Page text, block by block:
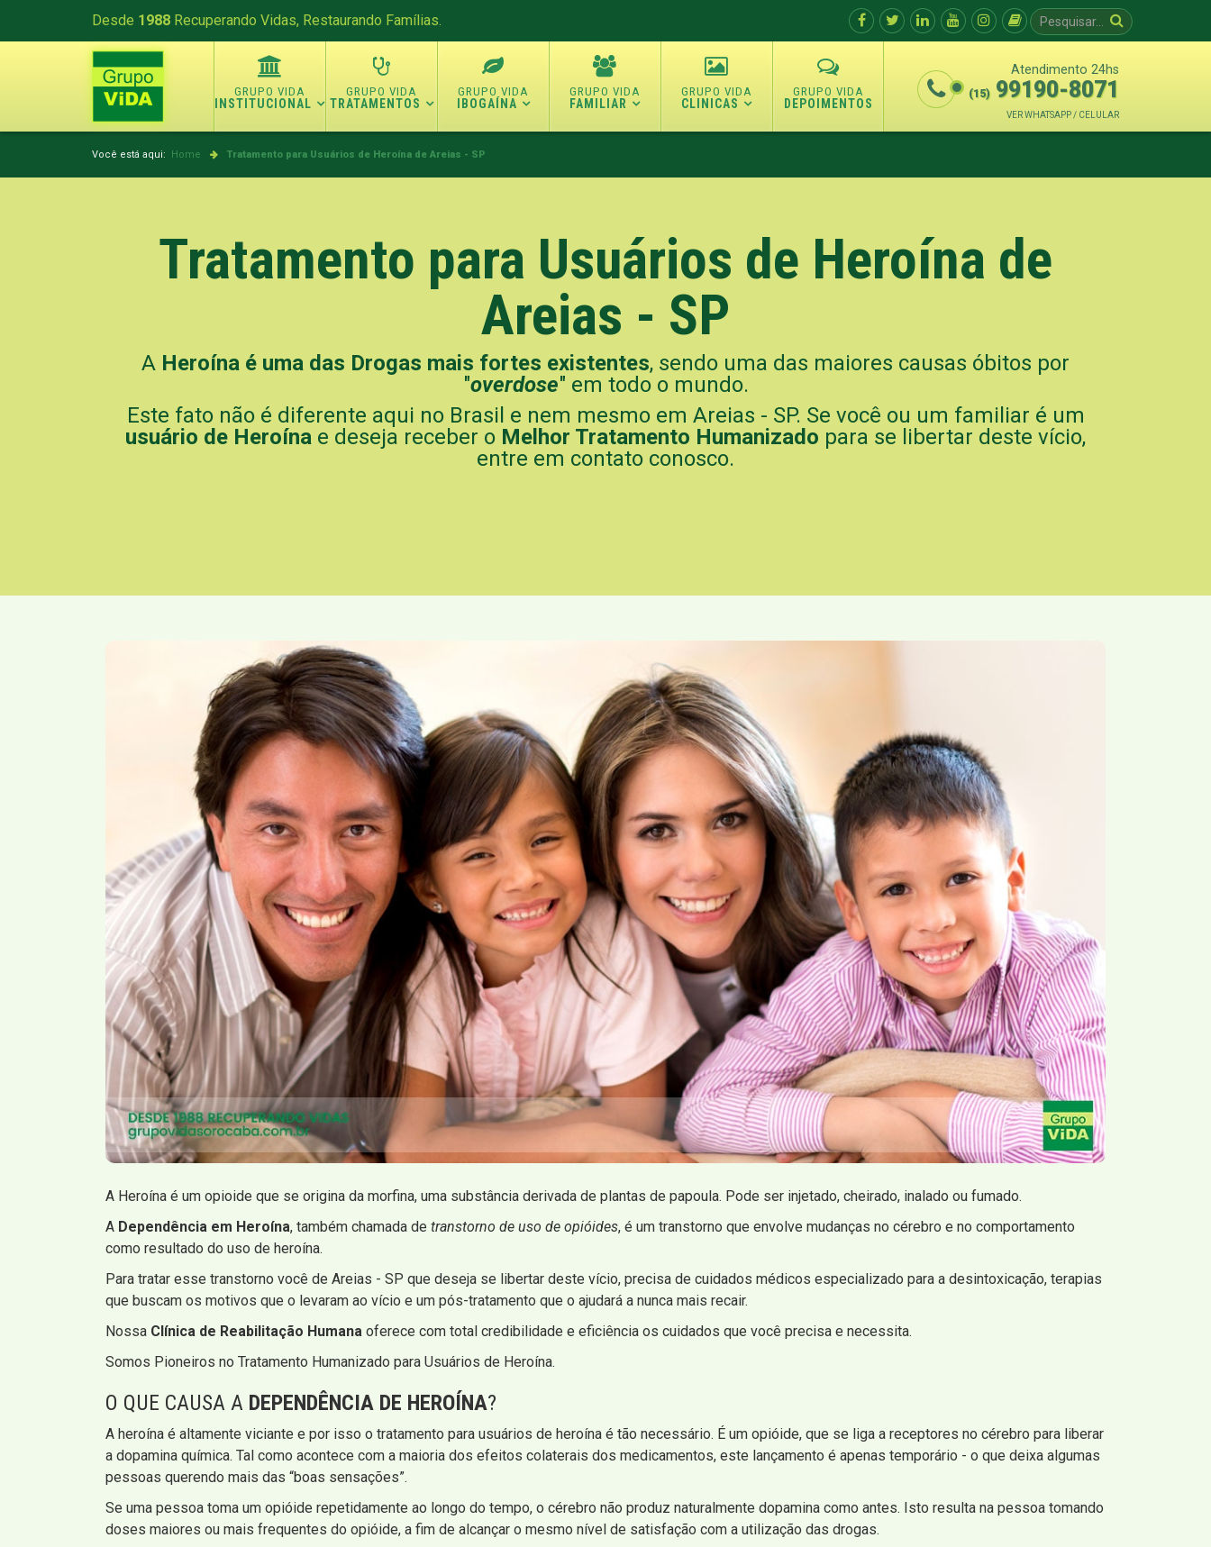
Desde 1988 Recuperando Vidas, Restaurando Famílias.
INSTITUCIONAL TRATAMENTOS IBOGAÍNA FAMILIAR CLINICAS DEPOIMENTOS
Atendimento 24hs
(15) 99190-8071
VER WHATSAPP / CELULAR
Você está aqui: Home Tratamento para Usuários de Heroína de Areias - SP
Tratamento para Usuários de Heroína de
Areias - SP
A Heroína é uma das Drogas mais fortes existentes, sendo uma das maiores causas óbitos por
"overdose" em todo o mundo.
Este fato não é diferente aqui no Brasil e nem mesmo em Areias - SP. Se você ou um familiar é um
usuário de Heroína e deseja receber o Melhor Tratamento Humanizado para se libertar deste vício,
entre em contato conosco.
A Heroína é um opioide que se origina da morfina, uma substância derivada de plantas de papoula. Pode ser injetado, cheirado, inalado ou fumado.
A Dependência em Heroína, também chamada de transtorno de uso de opióides, é um transtorno que envolve mudanças no cérebro e no comportamento
como resultado do uso de heroína.
Para tratar esse transtorno você de Areias - SP que deseja se libertar deste vício, precisa de cuidados médicos especializado para a desintoxicação, terapias
que buscam os motivos que o levaram ao vício e um pós-tratamento que o ajudará a nunca mais recair.
Nossa Clínica de Reabilitação Humana oferece com total credibilidade e eficiência os cuidados que você precisa e necessita.
Somos Pioneiros no Tratamento Humanizado para Usuários de Heroína.
O QUE CAUSA A DEPENDÊNCIA DE HEROÍNA?
A heroína é altamente viciante e por isso o tratamento para usuários de heroína é tão necessário. É um opióide, que se liga a receptores no cérebro para liberar
a dopamina química. Tal como acontece com a maioria dos efeitos colaterais dos medicamentos, este lançamento é apenas temporário - o que deixa algumas
pessoas querendo mais das “boas sensações”.
Se uma pessoa toma um opióide repetidamente ao longo do tempo, o cérebro não produz naturalmente dopamina como antes. Isto resulta na pessoa tomando
doses maiores ou mais frequentes do opióide, a fim de alcançar o mesmo nível de satisfação com a utilização das drogas.